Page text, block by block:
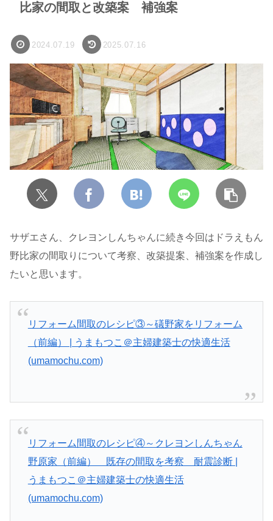
比家の間取と改築案 補強案
2024.07.19 2025.07.16
サザエさん、クレヨンしんちゃんに続き今回はドラえもん
野比家の間取りについて考察、改築提案、補強案を作成し
たいと思います。
リフォーム間取のレシピ③～礒野家をリフォーム
（前編） | うまもつこ＠主婦建築士の快適生活
(umamochu.com)
リフォーム間取のレシピ④～クレヨンしんちゃん
野原家（前編） 既存の間取を考察 耐震診断 |
うまもつこ＠主婦建築士の快適生活
(umamochu.com)